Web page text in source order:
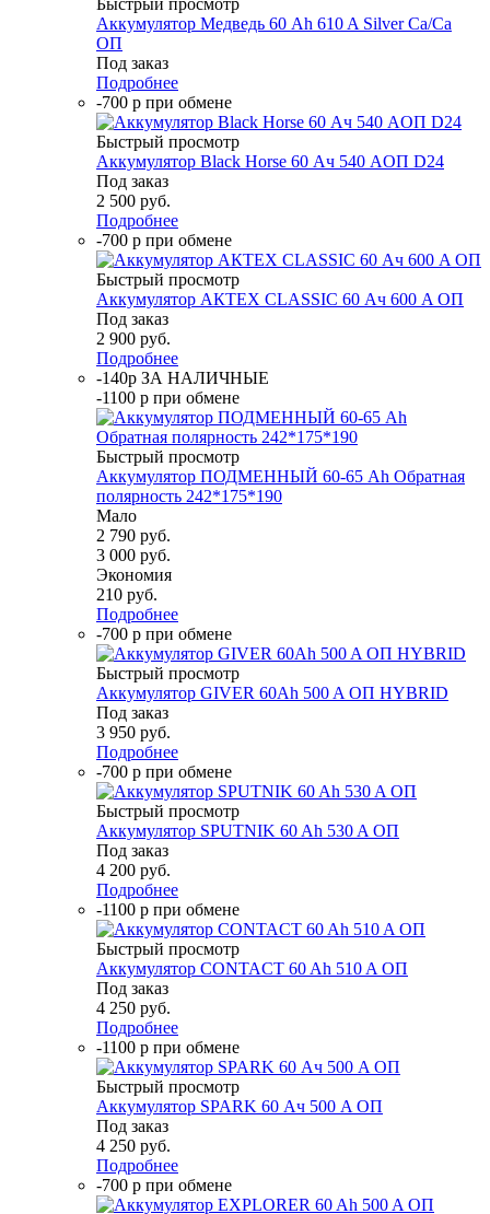
Быстрый просмотр
Аккумулятор Медведь 60 Ah 610 A Silver Ca/Ca
ОП
Под заказ
Подробнее
-700 р при обмене
Быстрый просмотр
Аккумулятор Black Horse 60 Ач 540 AОП D24
Под заказ
2 500 руб.
Подробнее
-700 р при обмене
Быстрый просмотр
Аккумулятор АКТЕХ CLASSIC 60 Ач 600 A ОП
Под заказ
2 900 руб.
Подробнее
-140р ЗА НАЛИЧНЫЕ
-1100 р при обмене
Быстрый просмотр
Аккумулятор ПОДМЕННЫЙ 60-65 Ah Обратная
полярность 242*175*190
Мало
2 790 руб.
3 000 руб.
Экономия
210 руб.
Подробнее
-700 р при обмене
Быстрый просмотр
Аккумулятор GIVER 60Ah 500 A ОП HYBRID
Под заказ
3 950 руб.
Подробнее
-700 р при обмене
Быстрый просмотр
Аккумулятор SPUTNIK 60 Ah 530 A ОП
Под заказ
4 200 руб.
Подробнее
-1100 р при обмене
Быстрый просмотр
Аккумулятор CONTACT 60 Ah 510 A ОП
Под заказ
4 250 руб.
Подробнее
-1100 р при обмене
Быстрый просмотр
Аккумулятор SPARK 60 Ач 500 A ОП
Под заказ
4 250 руб.
Подробнее
-700 р при обмене